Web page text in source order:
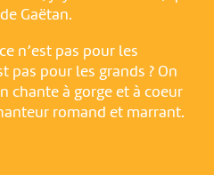
Gaëtan.
n’est pas pour les
pas pour les grands ? On
chante à gorge et à coeur
romand et marrant.